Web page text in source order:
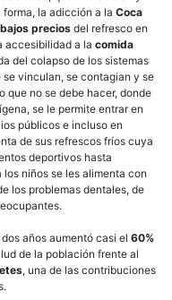
la adicción a la Coca
bajos precios del refresco en
accesibilidad a la comida
del colapso de los sistemas
vinculan, se contagian y se
que no se debe hacer, donde
se le permite entrar en
públicos e incluso en
de sus refrescos fríos cuya
deportivos hasta
niños se les alimenta con
los problemas dentales, de
dos años aumentó casi el 60%
de la población frente al
, una de las contribuciones